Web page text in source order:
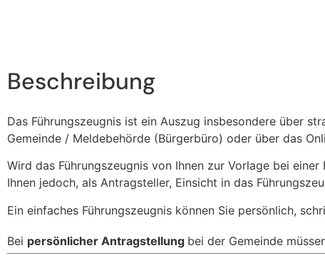
Beschreibung
Das Führungszeugnis ist ein Auszug insbesondere über
Gemeinde / Meldebehörde (Bürgerbüro) oder über das
Wird das Führungszeugnis von Ihnen zur Vorlage bei
Ihnen jedoch, als Antragsteller, Einsicht in das
Ein einfaches Führungszeugnis können Sie persönlich,
Bei persönlicher Antragstellung bei der Gemeinde